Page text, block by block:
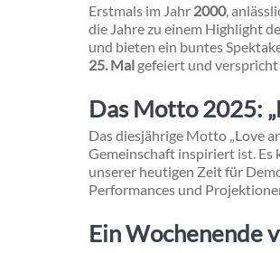
Erstmals im Jahr 2000,
die Jahre zu einem Highlight
und bieten ein buntes
25. Mal gefeiert und
Das Motto 2025:
Das diesjährige Motto „Love
Gemeinschaft inspiriert ist. Es
unserer heutigen Zeit für
Performances und
Ein Wochenende